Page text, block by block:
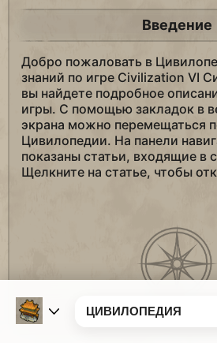
Введение
Добро пожаловать в
знаний по игре Civilization VI
вы найдете подробное
игры. С помощью закладок в
экрана можно перемещаться
Цивилопедии. На панели
показаны статьи, входящие в
Щелкните на статье, чтобы
ЦИВИЛОПЕДИЯ